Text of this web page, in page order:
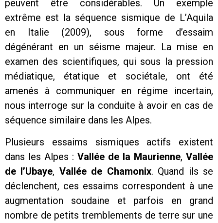
peuvent être considérables. Un exemple
extrême est la séquence sismique de L’Aquila
en Italie (2009), sous forme d’essaim
dégénérant en un séisme majeur. La mise en
examen des scientifiques, qui sous la pression
médiatique, étatique et sociétale, ont été
amenés à communiquer en régime incertain,
nous interroge sur la conduite à avoir en cas de
séquence similaire dans les Alpes.
Plusieurs essaims sismiques actifs existent
dans les Alpes : Vallée de la Maurienne, Vallée
de l’Ubaye, Vallée de Chamonix. Quand ils se
déclenchent, ces essaims correspondent à une
augmentation soudaine et parfois en grand
nombre de petits tremblements de terre sur une